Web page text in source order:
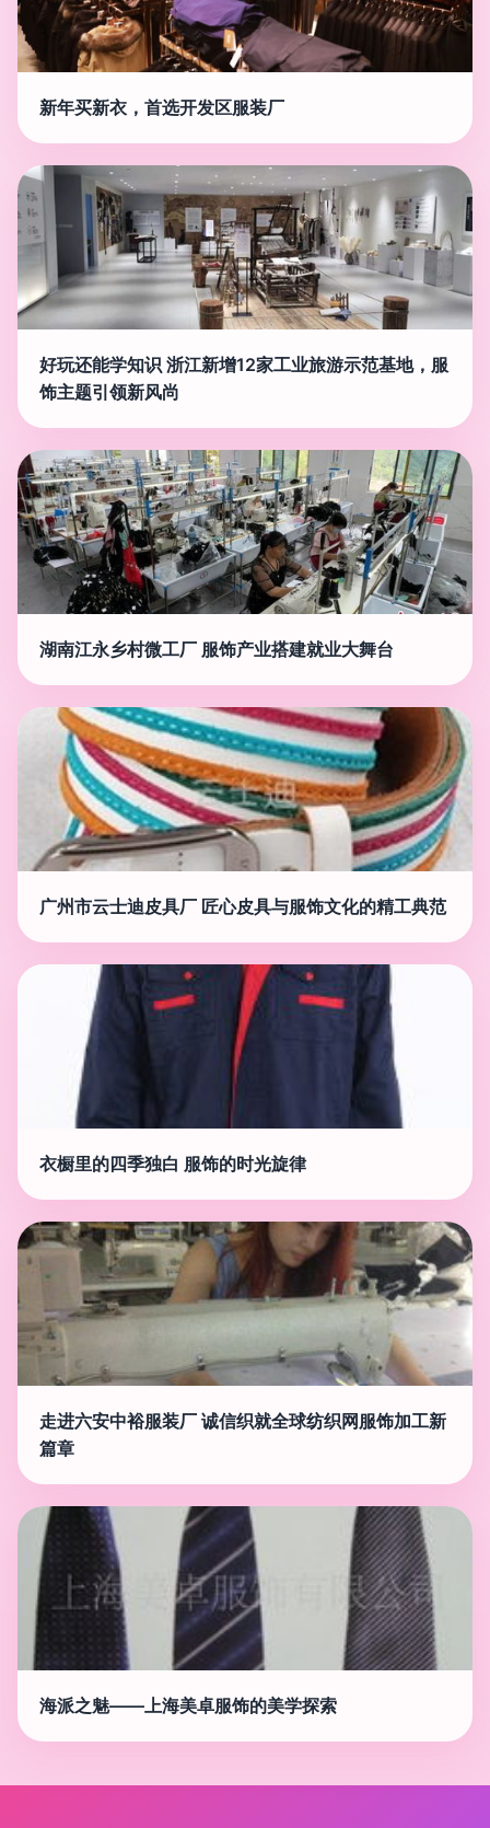
新年买新衣，首选开发区服装厂
好玩还能学知识 浙江新增12家工业旅游示范基地，服
饰主题引领新风尚
湖南江永乡村微工厂 服饰产业搭建就业大舞台
广州市云士迪皮具厂 匠心皮具与服饰文化的精工典范
衣橱里的四季独白 服饰的时光旋律
走进六安中裕服装厂 诚信织就全球纺织网服饰加工新
篇章
海派之魅——上海美卓服饰的美学探索